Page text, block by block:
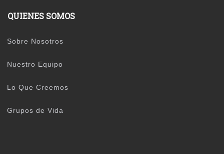
QUIENES SOMOS
Sobre Nosotros
Nuestro Equipo
Lo Que Creemos
Grupos de Vida